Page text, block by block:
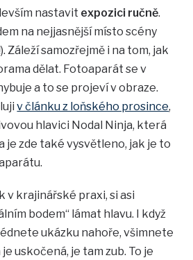
nastavit expozici ručně.
na nejjasnější místo scény
Záleží samozřejmě i na tom, jak
dělat. Fotoaparát se v
a to se projeví v obraze.
v článku z loňského prosince,
hlavici Nodal Ninja, která
je zde také vysvětleno, jak je to
v krajinářské praxi, si asi
bodem“ lámat hlavu. I když
ukázku nahoře, všimnete
uskočená, je tam zub. To je